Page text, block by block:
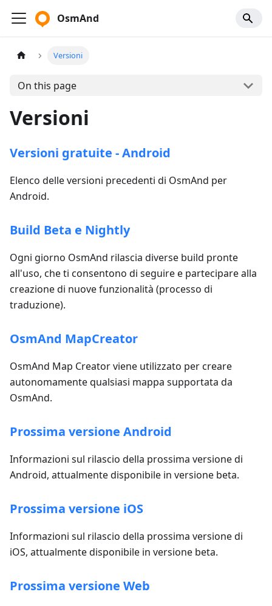
OsmAnd
Versioni
On this page
Versioni
Versioni gratuite - Android
Elenco delle versioni precedenti di OsmAnd per
Android.
Build Beta e Nightly
Ogni giorno OsmAnd rilascia diverse build pronte
all'uso, che ti consentono di seguire e partecipare alla
creazione di nuove funzionalità (processo di
traduzione).
OsmAnd MapCreator
OsmAnd Map Creator viene utilizzato per creare
autonomamente qualsiasi mappa supportata da
OsmAnd.
Prossima versione Android
Informazioni sul rilascio della prossima versione di
Android, attualmente disponibile in versione beta.
Prossima versione iOS
Informazioni sul rilascio della prossima versione di
iOS, attualmente disponibile in versione beta.
Prossima versione Web